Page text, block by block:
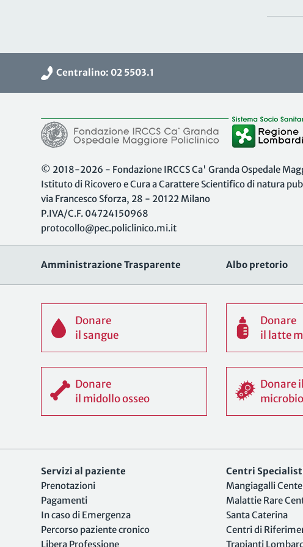
Centralino: 02 5503.1
© 2018-2026 - Fondazione IRCCS Ca' Granda Ospedale
Istituto di Ricovero e Cura a Carattere Scientifico di natura
via Francesco Sforza, 28 - 20122 Milano
P.IVA/C.F. 04724150968
protocollo@pec.policlinico.mi.it
Amministrazione Trasparente Albo pretorio
Donare
il sangue
Donare
il latte
Donare
il midollo osseo
Donare il
Servizi al paziente
Prenotazioni
Pagamenti
In caso di Emergenza
Percorso paziente cronico
Libera Professione
Centri
Mangiagalli
Malattie Rare
Santa Caterina
Centri di
Trapianti